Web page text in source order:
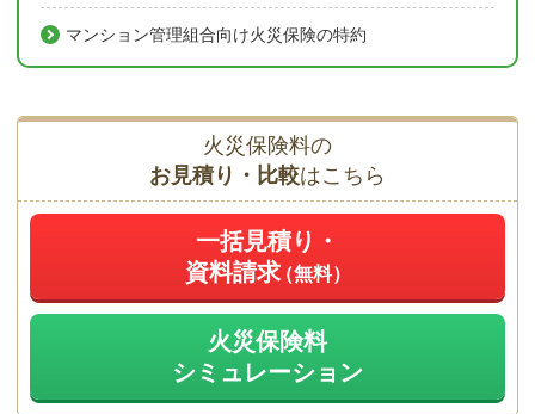
要があるといえます。
が費用保険金として支払われた。
マンション管理組合向け火災保険の特約
火災保険料の
お見積り・比較はこちら
一括見積り・
資料請求（無料）
火災保険料
シミュレーション